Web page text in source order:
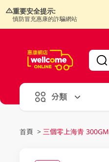
重要安全提示:
慎防冒充惠康的詐騙網站
分類
首頁 > 三個零上海青 300GM